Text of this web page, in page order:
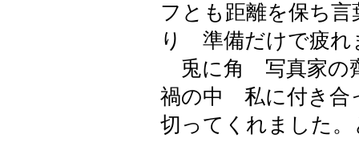
フとも距離を保ち
り 準備だけで疲れ
兎に角 写真家の
禍の中 私に付き合
切ってくれました